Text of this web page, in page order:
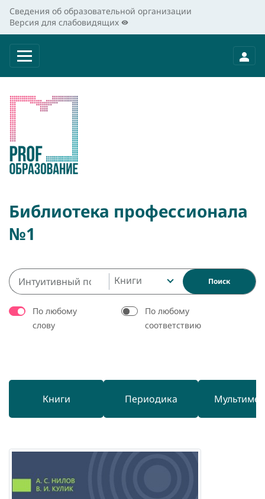
Сведения об образовательной организации
Версия для слабовидящих
Библиотека профессионала
№1
Книги Поиск
По любому
слову
По любому
соответствию
Книги Периодика